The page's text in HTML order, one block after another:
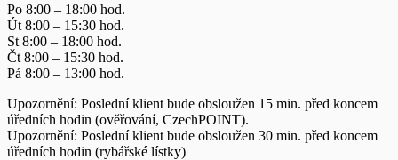
Po 8:00 – 18:00 hod.
Út 8:00 – 15:30 hod.
St 8:00 – 18:00 hod.
Čt 8:00 – 15:30 hod.
Pá 8:00 – 13:00 hod.
Upozornění: Poslední klient bude obsloužen 15 min. před koncem
úředních hodin (ověřování, CzechPOINT).
Upozornění: Poslední klient bude obsloužen 30 min. před koncem
úředních hodin (rybářské lístky)